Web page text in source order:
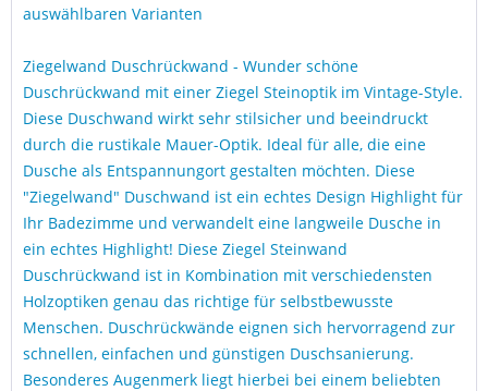
auswählbaren Varianten
Ziegelwand Duschrückwand - Wunder schöne
Duschrückwand mit einer Ziegel Steinoptik im Vintage-Style.
Diese Duschwand wirkt sehr stilsicher und beeindruckt
durch die rustikale Mauer-Optik. Ideal für alle, die eine
Dusche als Entspannungort gestalten möchten. Diese
"Ziegelwand" Duschwand ist ein echtes Design Highlight für
Ihr Badezimme und verwandelt eine langweile Dusche in
ein echtes Highlight! Diese Ziegel Steinwand
Duschrückwand ist in Kombination mit verschiedensten
Holzoptiken genau das richtige für selbstbewusste
Menschen. Duschrückwände eignen sich hervorragend zur
schnellen, einfachen und günstigen Duschsanierung.
Besonderes Augenmerk liegt hierbei bei einem beliebten